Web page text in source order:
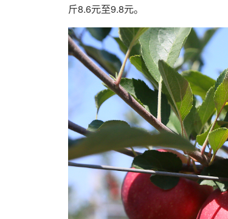
斤8.6元至9.8元。